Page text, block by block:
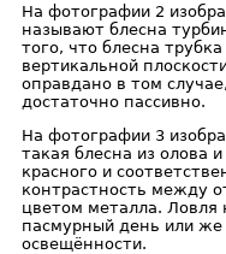
На фотографии 2
называют блесна
того, что блесна
вертикальной
оправдано в том
достаточно пассивно.
На фотографии 3
такая блесна из олова
красного и
контрастность между
цветом металла. Ловля
пасмурный день или же
освещённости.